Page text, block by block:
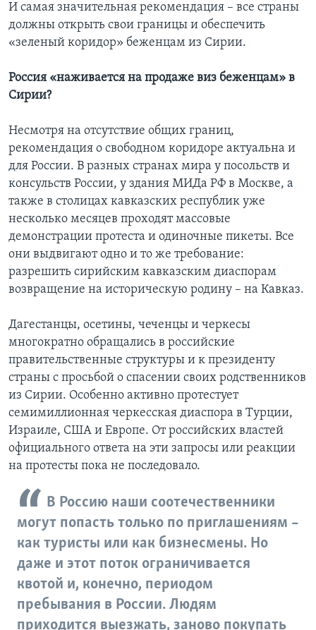
И самая значительная рекомендация – все страны
должны открыть свои границы и обеспечить
«зеленый коридор» беженцам из Сирии.
Россия «наживается на продаже виз беженцам» в
Сирии?
Несмотря на отсутствие общих границ,
рекомендация о свободном коридоре актуальна и
для России. В разных странах мира у посольств и
консульств России, у здания МИДа РФ в Москве, а
также в столицах кавказских республик уже
несколько месяцев проходят массовые
демонстрации протеста и одиночные пикеты. Все
они выдвигают одно и то же требование:
разрешить сирийским кавказским диаспорам
возвращение на историческую родину – на Кавказ.
Дагестанцы, осетины, чеченцы и черкесы
многократно обращались в российские
правительственные структуры и к президенту
страны с просьбой о спасении своих родственников
из Сирии. Особенно активно протестует
семимиллионная черкесская диаспора в Турции,
Израиле, США и Европе. От российских властей
официального ответа на эти запросы или реакции
на протесты пока не последовало.
В Россию наши соотечественники
могут попасть только по приглашениям –
как туристы или как бизнесмены. Но
даже и этот поток ограничивается
квотой и, конечно, периодом
пребывания в России. Людям
приходится выезжать, заново покупать